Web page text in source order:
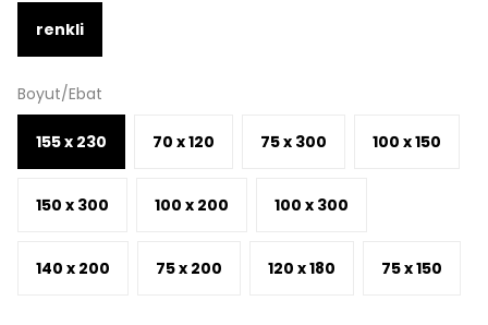
renkli
Boyut/Ebat
155 x 230 70 x 120 75 x 300 100 x 150
150 x 300 100 x 200 100 x 300
140 x 200 75 x 200 120 x 180 75 x 150